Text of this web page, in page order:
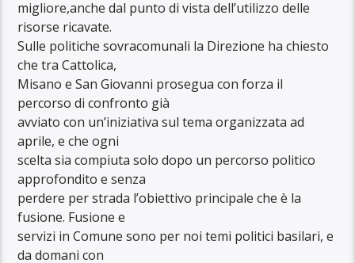
migliore,anche dal punto di vista dell’utilizzo delle
risorse ricavate.
Sulle politiche sovracomunali la Direzione ha chiesto
che tra Cattolica,
Misano e San Giovanni prosegua con forza il
percorso di confronto già
avviato con un’iniziativa sul tema organizzata ad
aprile, e che ogni
scelta sia compiuta solo dopo un percorso politico
approfondito e senza
perdere per strada l’obiettivo principale che è la
fusione. Fusione e
servizi in Comune sono per noi temi politici basilari, e
da domani con